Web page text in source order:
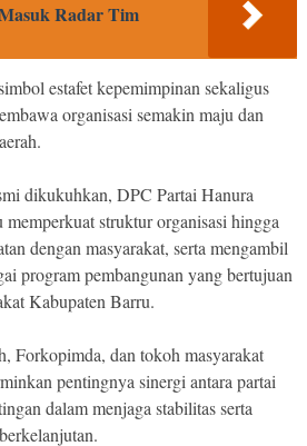
Radar Tim
estafet kepemimpinan sekaligus
organisasi semakin maju dan
dikukuhkan, DPC Partai Hanura
struktur organisasi hingga
dengan masyarakat, serta mengambil
program pembangunan yang bertujuan
Kabupaten Barru.
Forkopimda, dan tokoh masyarakat
pentingnya sinergi antara partai
dalam menjaga stabilitas serta